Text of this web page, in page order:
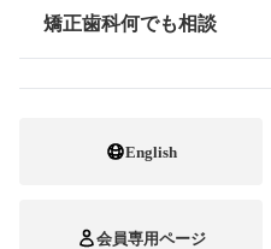
情報公開
矯正歯科何でも相談
English
会員専用ページ
カテゴリー
トレンドウォッチ